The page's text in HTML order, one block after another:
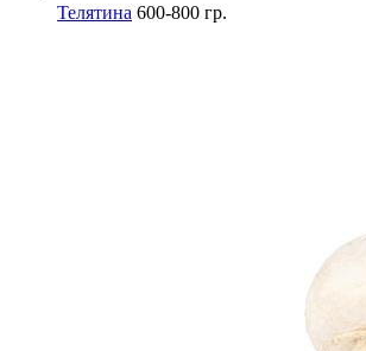
Телятина 600-800 гр.